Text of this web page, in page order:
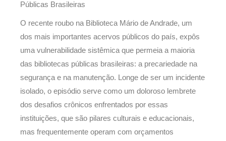
Públicas Brasileiras
O recente roubo na Biblioteca Mário de Andrade, um
dos mais importantes acervos públicos do país, expôs
uma vulnerabilidade sistêmica que permeia a maioria
das bibliotecas públicas brasileiras: a precariedade na
segurança e na manutenção. Longe de ser um incidente
isolado, o episódio serve como um doloroso lembrete
dos desafios crônicos enfrentados por essas
instituições, que são pilares culturais e educacionais,
mas frequentemente operam com orçamentos